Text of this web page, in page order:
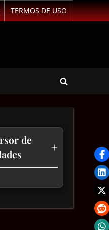
TERMOS DE USO
de
+